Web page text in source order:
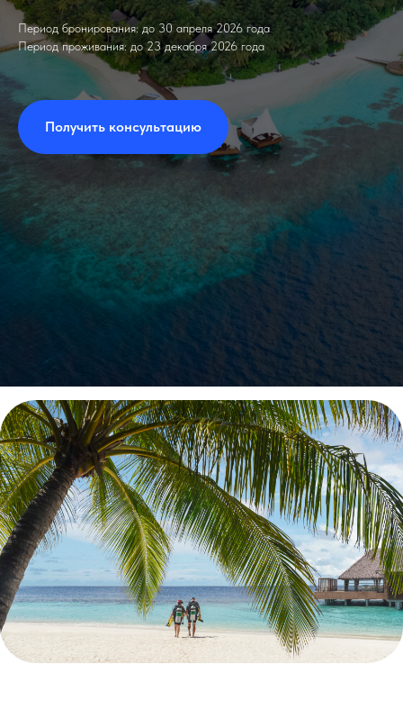
Период бронирования: до 30 апреля 2026 года
Период проживания: до 23 декабря 2026 года
Получить консультацию